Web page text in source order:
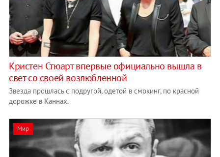
Кристен Стюарт впервые официально вышла в
свет со своей возлюбленной
Звезда прошлась с подругой, одетой в смокинг, по красной
дорожке в Каннах.
Мир